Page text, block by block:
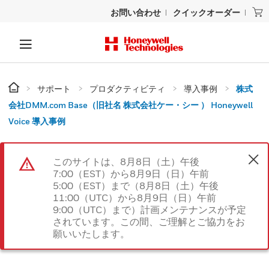
お問い合わせ クイックオーダー
サポート プロダクティビティ 導入事例
株式
会社DMM.com Base（旧社名 株式会社ケー・シー ） Honeywell
Voice 導入事例
このサイトは、8月8日（土）午後
7:00（EST）から8月9日（日）午前
5:00（EST）まで（8月8日（土）午後
11:00（UTC）から8月9日（日）午前
9:00（UTC）まで）計画メンテナンスが予定
されています。この間、ご理解とご協力をお
願いいたします。